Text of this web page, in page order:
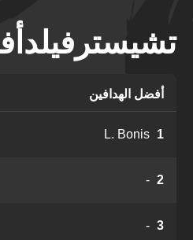
أفضل الهدافين
1
L. Bonis
2
-
3
-